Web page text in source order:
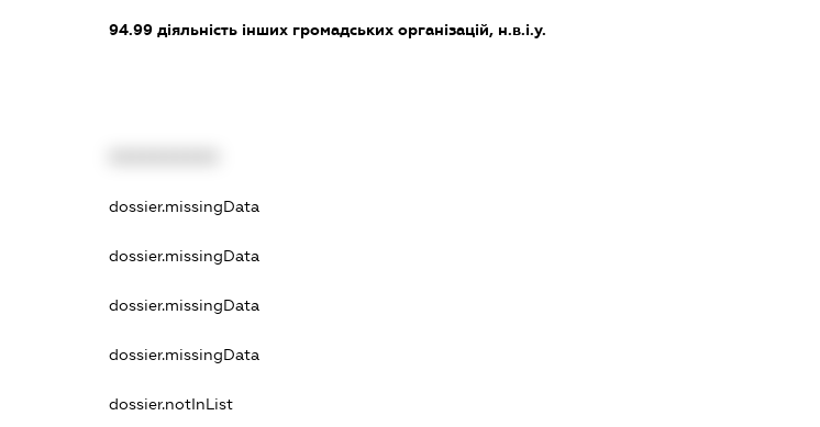
94.99 діяльність інших громадських організацій, н.в.і.у.
dossier.missingData
dossier.missingData
dossier.missingData
dossier.missingData
dossier.notInList